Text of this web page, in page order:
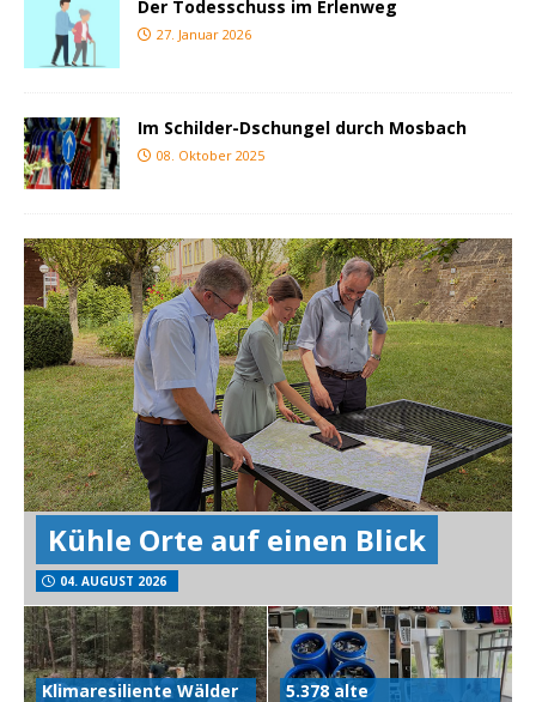
Der Todesschuss im Erlenweg
27. Januar 2026
Im Schilder-Dschungel durch Mosbach
08. Oktober 2025
Kühle Orte auf einen Blick
04. AUGUST 2026
Klimaresiliente Wälder
5.378 alte